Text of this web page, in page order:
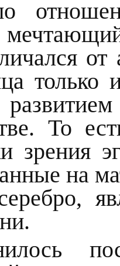
от
только
То
зрения
на